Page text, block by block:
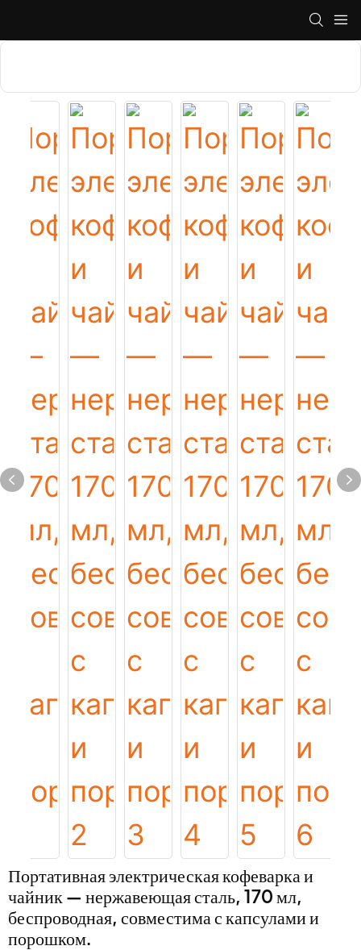
Портативная электрическая кофеварка и
чайник — нержавеющая сталь, 170 мл,
беспроводная, совместима с капсулами и
порошком.